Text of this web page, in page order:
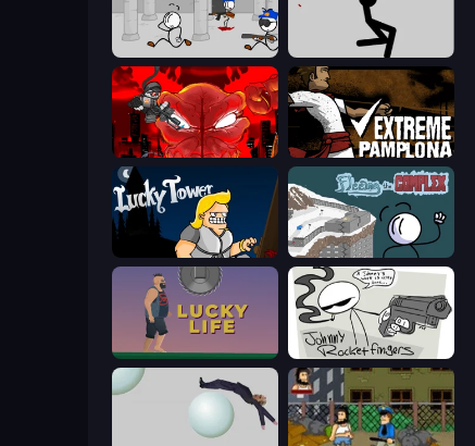
Escaping the Prison
Madness Accelerant Extreme Pamplona
Lucky Tower Fleeing the Complex
Lucky Life Johnny Rocketfingers